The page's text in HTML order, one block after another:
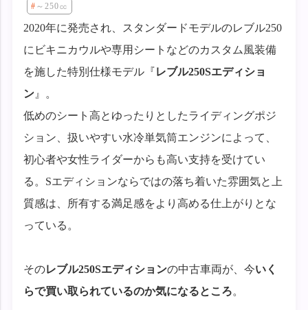
～250㏄
2020年に発売され、スタンダードモデルのレブル250
にビキニカウルや専用シートなどのカスタム風装備
を施した特別仕様モデル『レブル250Sエディショ
ン 』。
低めのシート高とゆったりとしたライディングポジ
ション、扱いやすい水冷単気筒エンジンによって、
初心者や女性ライダーからも高い支持を受けてい
る。Sエディションならではの落ち着いた雰囲気と上
質感は、所有する満足感をより高める仕上がりとな
っている。
そのレブル250Sエディションの中古車両が、今いく
らで買い取られているのか気になるところ。